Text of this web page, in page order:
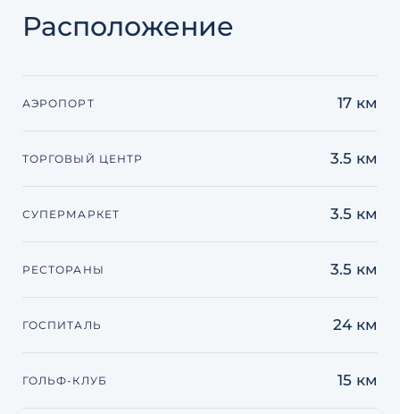
Расположение
АЭРОПОРТ 17 км
ТОРГОВЫЙ ЦЕНТР 3.5 км
СУПЕРМАРКЕТ 3.5 км
РЕСТОРАНЫ 3.5 км
ГОСПИТАЛЬ 24 км
ГОЛЬФ-КЛУБ 15 км